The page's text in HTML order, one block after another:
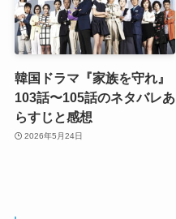
韓国ドラマ『家族を守れ』
103話〜105話のネタバレあ
らすじと感想
2026年5月24日